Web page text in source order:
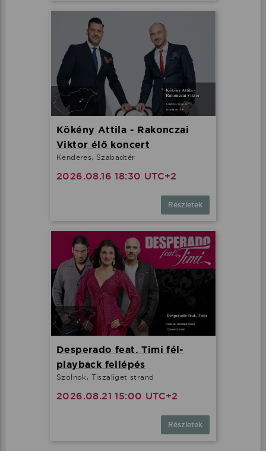
Kökény Attila - Rakonczai
Viktor élő koncert
Kenderes, Szabadtér
2026.08.16 18:30 UTC+2
Részletek
Desperado feat. Timi fél-
playback fellépés
Szolnok, Tiszaliget strand
2026.08.21 15:00 UTC+2
Részletek